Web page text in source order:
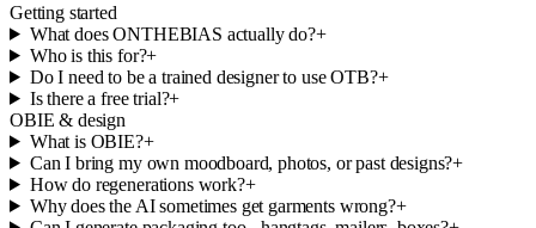
Getting started
What does ONTHEBIAS actually do?+
Who is this for?+
Do I need to be a trained designer to use OTB?+
Is there a free trial?+
OBIE & design
What is OBIE?+
Can I bring my own moodboard, photos, or past designs?+
How do regenerations work?+
Why does the AI sometimes get garments wrong?+